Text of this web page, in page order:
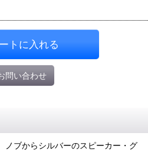
トに入れる
問い合わせ
ノブからシルバーのスピーカー・グ